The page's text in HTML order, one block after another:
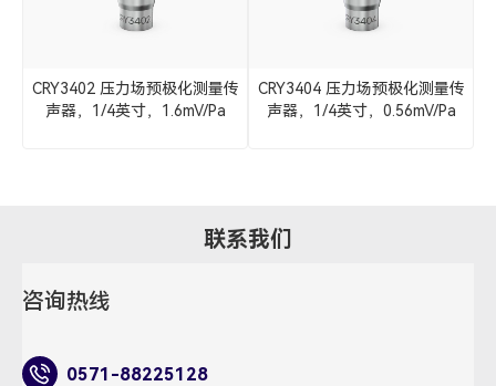
CRY3402 压力场预极化测量传
声器，1/4英寸，1.6mV/Pa
CRY3404 压力场预极化测量传
声器，1/4英寸，0.56mV/Pa
联系我们
咨询热线
0571-88225128